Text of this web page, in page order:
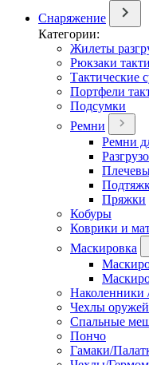
Снаряжение
Категории:
Жилеты
Рюкзаки
Тактические
Портфели
Подсумки
Ремни
Ремни
Пряжки
Кобуры
Коврики и
Маскировка
Наколенники
Чехлы
Спальные
Пончо
Гамаки/